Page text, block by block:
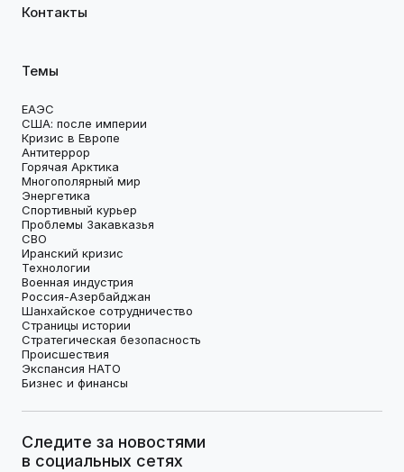
Контакты
Темы
ЕАЭС
США: после империи
Кризис в Европе
Антитеррор
Горячая Арктика
Многополярный мир
Энергетика
Спортивный курьер
Проблемы Закавказья
СВО
Иранский кризис
Технологии
Военная индустрия
Россия-Азербайджан
Шанхайское сотрудничество
Страницы истории
Стратегическая безопасность
Происшествия
Экспансия НАТО
Бизнес и финансы
Следите за новостями
в социальных сетях